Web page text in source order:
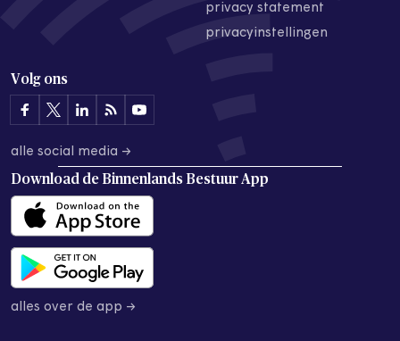
privacy statement
privacyinstellingen
Volg ons
alle social media →
Download de Binnenlands Bestuur App
alles over de app →